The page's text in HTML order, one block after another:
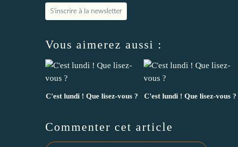
S'inscrire à la newsletter
Vous aimerez aussi :
C'est lundi ! Que lisez-vous ? C'est lundi ! Que lisez-vous ?
Commenter cet article